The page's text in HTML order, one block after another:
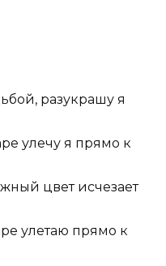
разукрашу я
улечу я прямо к
цвет исчезает
улетаю прямо к